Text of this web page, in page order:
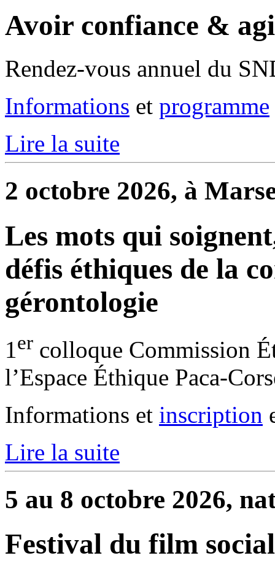
Avoir confiance &
Rendez-vous annuel du
Informations et programme
Lire la suite
2 octobre 2026, à
Les mots qui
défis éthiques de la
gérontologie
1er colloque Commission
l’Espace Éthique Paca-
Informations et inscription
Lire la suite
5 au 8 octobre 2026,
Festival du film social